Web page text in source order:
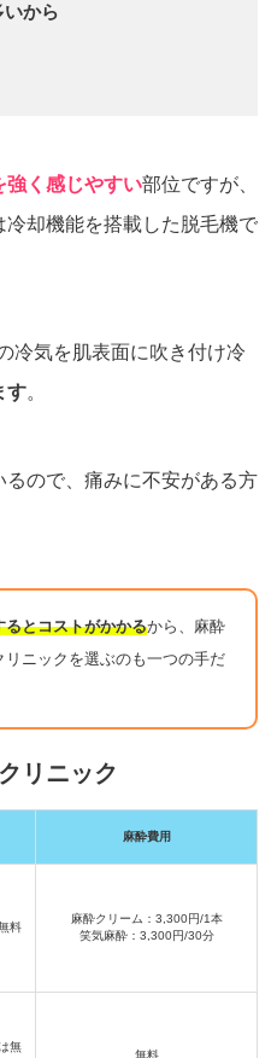
いから
強く感じやすい部位ですが、
冷却機能を搭載した脱毛機で
冷気を肌表面に吹き付け冷
す。
ので、痛みに不安がある方
るとコストがかかるから、麻酔
リニックを選ぶのも一つの手だ
リニック
麻酔費用
料
麻酔クリーム：3,300円/1本
笑気麻酔：3,300円/30分
無
無料